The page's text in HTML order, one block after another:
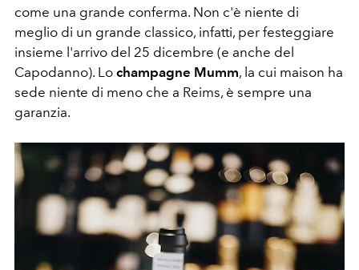
come una grande conferma. Non c'è niente di
meglio di un grande classico, infatti, per festeggiare
insieme l'arrivo del 25 dicembre (e anche del
Capodanno). Lo champagne Mumm, la cui maison ha
sede niente di meno che a Reims, è sempre una
garanzia.